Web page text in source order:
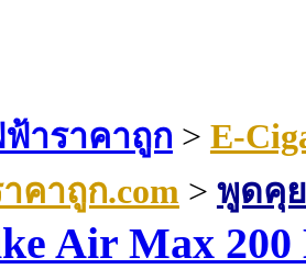
าราคาถูก > E-
คาถูก.com> พูดคุ
Air Max 200